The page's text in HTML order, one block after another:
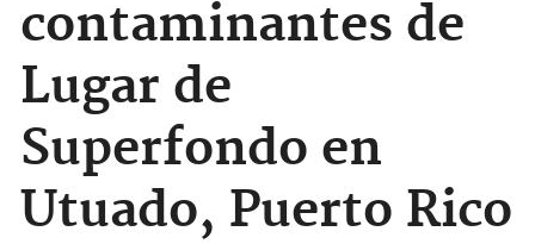
contaminantes de
Lugar de
Superfondo en
Utuado, Puerto Rico